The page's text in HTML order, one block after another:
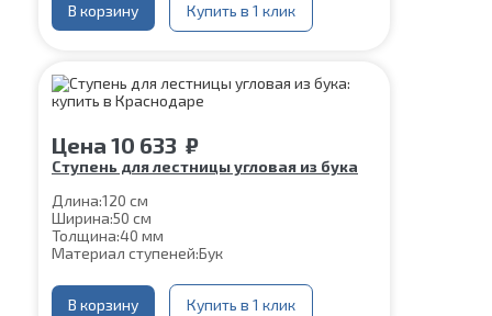
В корзину Купить в 1 клик
Цена 10 633 ₽
Ступень для лестницы угловая из бука
Длина:120 см
Ширина:50 см
Толщина:40 мм
Материал ступеней:Бук
В корзину Купить в 1 клик